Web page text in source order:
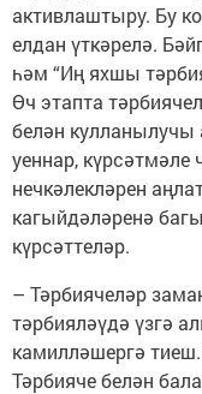
активлаштыру. Бу
елдан үткәрелә.
һәм “Иң яхшы
Өч этапта
белән
уеннар,
нечкәлекләрен
кагыйдәләренә
күрсәттеләр.
– Тәрбиячеләр
тәрбияләүдә үзгә
камилләшергә
Тәрбияче белән